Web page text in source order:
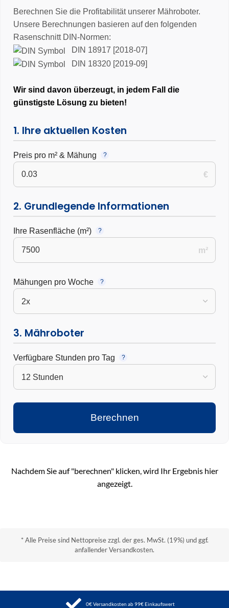
Berechnen Sie die Profitabilität unserer Mähroboter.
Unsere Berechnungen basieren auf den folgenden
Rasenschnitt DIN-Normen:
DIN 18917 [2018-07]
DIN 18320 [2019-09]
Wir sind davon überzeugt, in jedem Fall die
günstigste Lösung zu bieten!
1. Ihre aktuellen Kosten
Preis pro m² & Mähung ?
€
2. Grundlegende Informationen
Ihre Rasenfläche (m²) ?
m²
Mähungen pro Woche ?
3. Mähroboter
Verfügbare Stunden pro Tag ?
Berechnen
Nachdem Sie auf "berechnen" klicken, wird Ihr Ergebnis hier
angezeigt.
* Alle Preise sind Nettopreise zzgl. der ges. MwSt. (19%) und ggf.
anfallender Versandkosten.
0€ Versandkosten ab 99€ Einkaufswert